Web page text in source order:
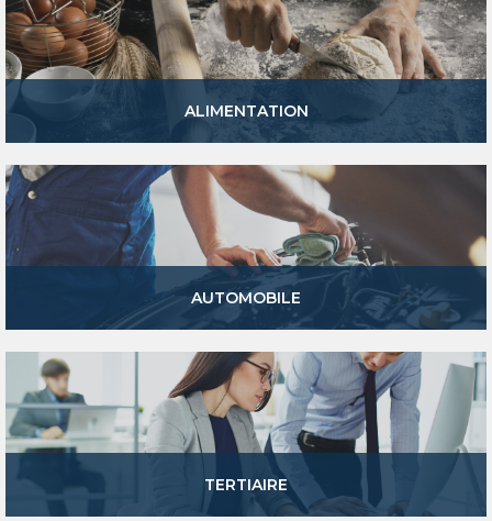
ALIMENTATION
AUTOMOBILE
TERTIAIRE